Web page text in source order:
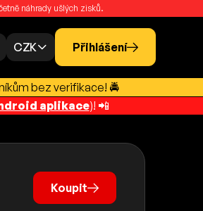
náhrady ušlých zisků.
CZK Přihlášení
bez verifikace! 🚔
aplikace)! 📲
Koupit